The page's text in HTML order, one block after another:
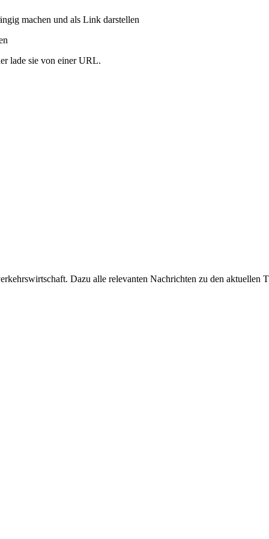
machen und als Link darstellen
lade sie von einer URL.
Dazu alle relevanten Nachrichten zu den aktuellen